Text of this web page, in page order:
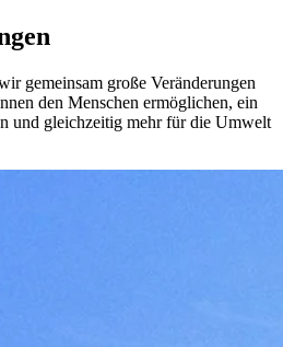
gemeinsam große Veränderungen
den Menschen ermöglichen, ein
und gleichzeitig mehr für die Umwelt